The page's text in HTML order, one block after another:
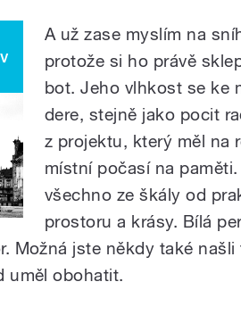
A už zase myslím na
protože si ho právě
bot. Jeho vlhkost se ke
dere, stejně jako pocit
z projektu, který měl na
místní počasí na
všechno ze škály od
prostoru a krásy. Bílá
Možná jste někdy také
uměl obohatit.